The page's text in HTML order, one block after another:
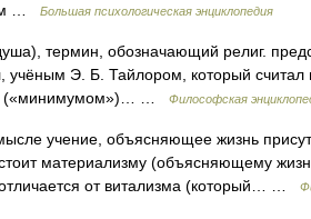
…
Большая психологическая энциклопедия
термин, обозначающий религ.
учёным Э. Б. Тайлором, который считал
(«минимумом»)… …
Философская
учение, объясняющее жизнь
материализму (объясняющему
от витализма (который… …